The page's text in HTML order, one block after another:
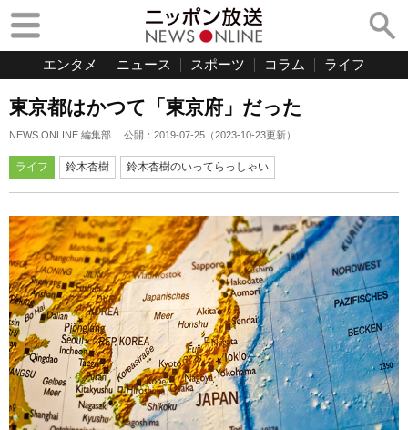
エンタメ ニュース スポーツ コラム ライフ
東京都はかつて「東京府」だった
NEWS ONLINE 編集部 公開： 2019-07-25 （2023-10-23更新）
ライフ 鈴木杏樹 鈴木杏樹のいってらっしゃい